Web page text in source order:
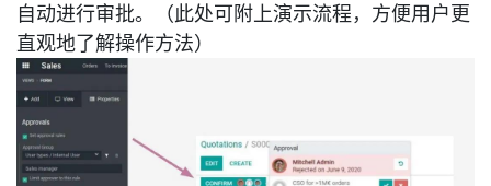
自动进行审批。（此处可附上演示流程，方便用户更
直观地了解操作方法）